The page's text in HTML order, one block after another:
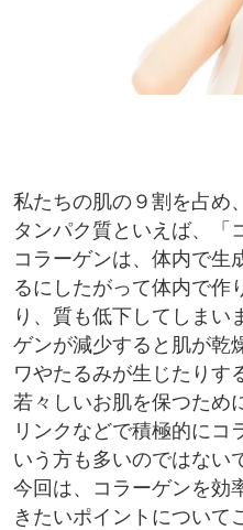
私たちの肌の９割を占め
タンパク質といえば、「
コラーゲンは、体内で生
るにしたがって体内で作
り、質も低下してしまい
ゲンが減少すると肌が乾
ワやたるみが生じたりす
若々しいお肌を保つため
リンクなどで積極的にコ
いう方も多いのではない
今回は、コラーゲンを効
きたいポイントについて